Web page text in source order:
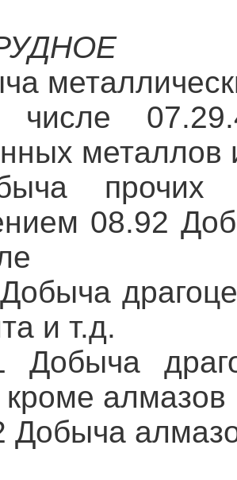
металлов
прочих
08.92
и т.д.
Добыча
алмазов
Добыча